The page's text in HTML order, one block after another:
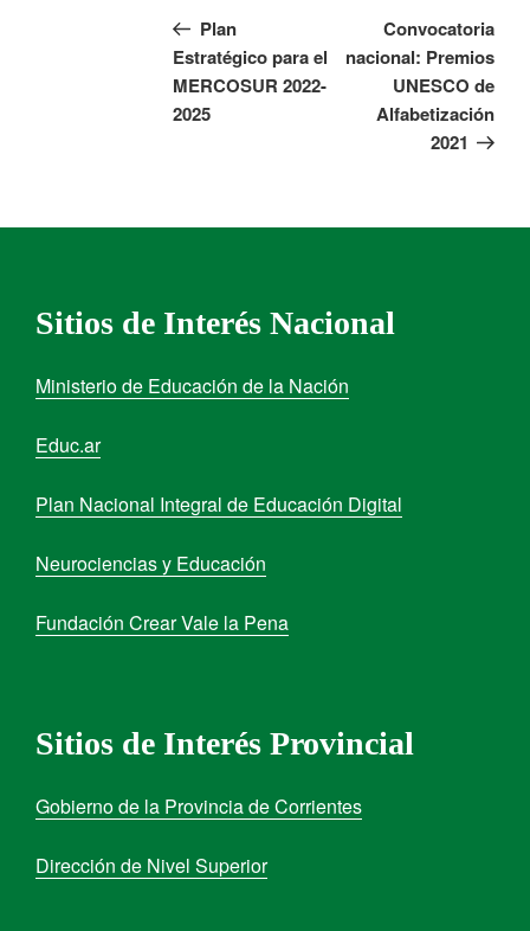
Plan
Estratégico para el
MERCOSUR 2022-
2025
Convocatoria
nacional: Premios
UNESCO de
Alfabetización
2021
Sitios de Interés Nacional
Ministerio de Educación de la Nación
Educ.ar
Plan Nacional Integral de Educación Digital
Neurociencias y Educación
Fundación Crear Vale la Pena
Sitios de Interés Provincial
Gobierno de la Provincia de Corrientes
Dirección de Nivel Superior